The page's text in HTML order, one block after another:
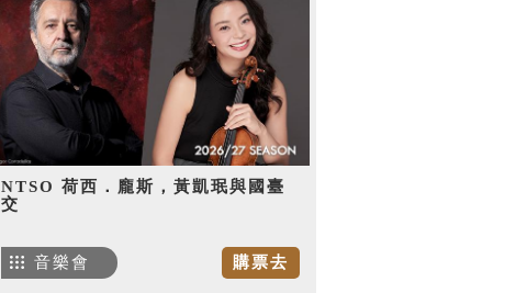
NTSO 荷西．龐斯，黃凱珉與國臺
交
購票去
音樂會